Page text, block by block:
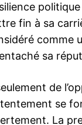
fin à sa
sa
de
se
La